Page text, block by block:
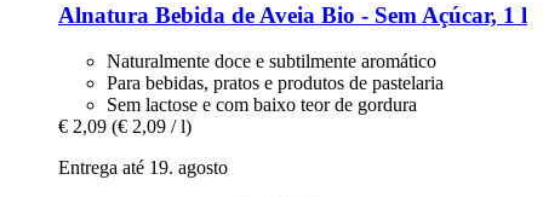
Alnatura Bebida de Aveia Bio -​ Sem Açúcar, 1 l
Naturalmente doce e subtilmente aromático
Para bebidas, pratos e produtos de pastelaria
Sem lactose e com baixo teor de gordura
€ 2,09 (€ 2,09 / l)
Entrega até 19. agosto